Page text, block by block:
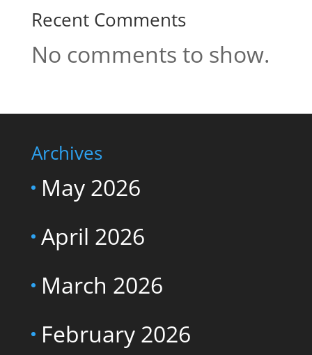
Recent Comments
No comments to show.
Archives
May 2026
April 2026
March 2026
February 2026